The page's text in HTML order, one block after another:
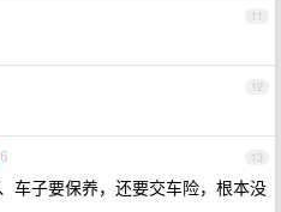
11
12
13
6
车子要保养，还要交车险，根本没